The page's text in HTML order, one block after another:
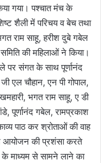
गया। पश्चात मंच के
शैली में परिचय व बेच तथा
राम साहू, हरीश दुबे गबेल
की महिलाओं ने किया।
पर संगत के साथ पूर्णानंद
एल चौहान, एन पी गोपाल,
भगत राम साहू, ए डी
पूर्णानंद गबेल, रामप्रकाश
पाठ कर श्रोताओं की वाह
ने आयोजन की प्रशंसा करते
के माध्यम से सामने लाने का